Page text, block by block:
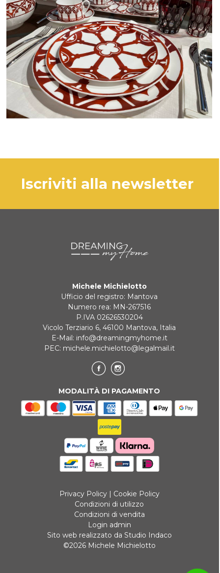
iscriviti alla newsletter
Michele Michielotto
Ufficio del registro: Mantova
Numero rea: MN-267516
P.IVA 02626530204
Vicolo Terziario 6, 46100 Mantova, Italia
E-Mail: info@dreamingmyhome.it
PEC: michele.michielotto@legalmail.it
MODALITÀ DI PAGAMENTO
Privacy Policy| Cookie Policy
Condizioni di utilizzo
Condizioni di vendita
Login admin
Sito web realizzato da Studio Indaco
©2026 Michele Michielotto